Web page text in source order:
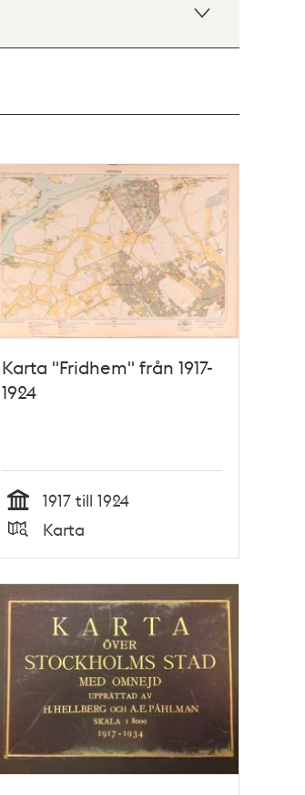
Karta "Fridhem" från 1917-
1924
Tid
1917 till 1924
Typ
Karta